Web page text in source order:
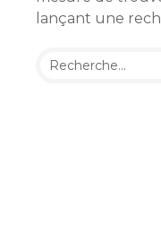
lançant une
Rechercher :